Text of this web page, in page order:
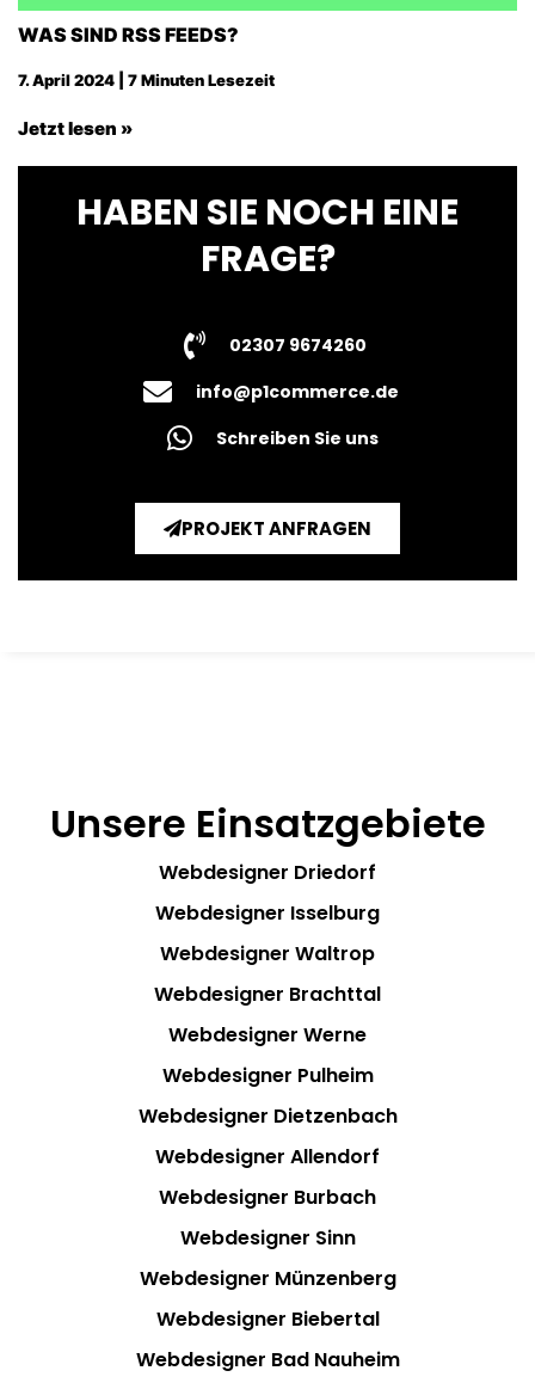
WAS SIND RSS FEEDS?
7. April 2024 | 7 Minuten Lesezeit
Jetzt lesen »
HABEN SIE NOCH EINE
FRAGE?
02307 9674260
info@p1commerce.de
Schreiben Sie uns
PROJEKT ANFRAGEN
Unsere Einsatzgebiete
Webdesigner Driedorf
Webdesigner Isselburg
Webdesigner Waltrop
Webdesigner Brachttal
Webdesigner Werne
Webdesigner Pulheim
Webdesigner Dietzenbach
Webdesigner Allendorf
Webdesigner Burbach
Webdesigner Sinn
Webdesigner Münzenberg
Webdesigner Biebertal
Webdesigner Bad Nauheim